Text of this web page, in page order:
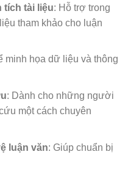
tích tài liệu: Hỗ trợ trong
tham khảo cho luận
minh họa dữ liệu và thông
: Dành cho những người
một cách chuyên
luận văn: Giúp chuẩn bị